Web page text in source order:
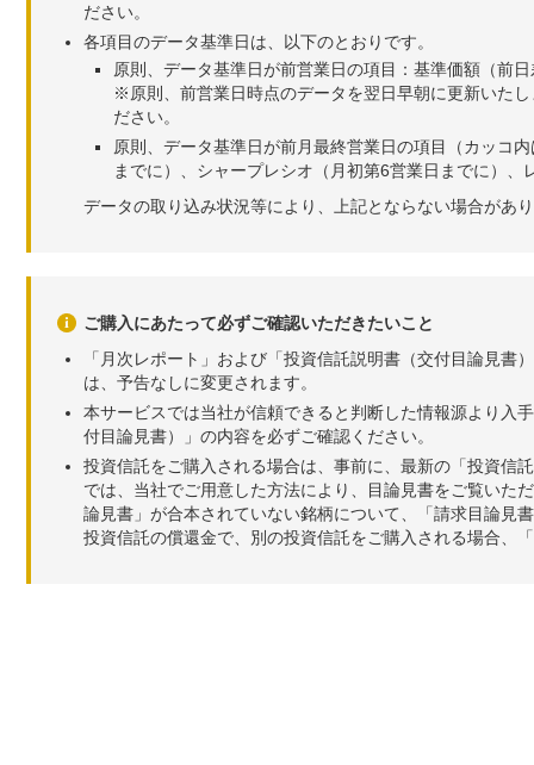
ださい。
各項目のデータ基準日は、以下のとおりです。
原則、データ基準日が前営業日の項目：基準価額（前
※原則、前営業日時点のデータを翌日早朝に更新いた
ださい。
原則、データ基準日が前月最終営業日の項目（カッコ
までに）、シャープレシオ（月初第6営業日までに）
データの取り込み状況等により、上記とならない場合があ
ご購入にあたって必ずご確認いただきたいこと
「月次レポート」および「投資信託説明書（交付目論見
は、予告なしに変更されます。
本サービスでは当社が信頼できると判断した情報源より入
付目論見書）」の内容を必ずご確認ください。
投資信託をご購入される場合は、事前に、最新の「投資信
では、当社でご用意した方法により、目論見書をご覧いた
論見書」が合本されていない銘柄について、「請求目論見
投資信託の償還金で、別の投資信託をご購入される場合、